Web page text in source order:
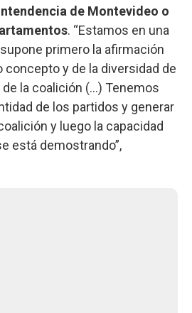
de Montevideo o
. “Estamos en una
primero la afirmación
concepto y de la diversidad de
la coalición (…) Tenemos
de los partidos y generar
y luego la capacidad
está demostrando”,